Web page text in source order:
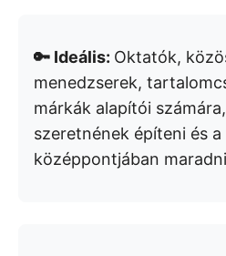
🔑 Ideális: Oktatók,
menedzserek,
márkák alapítói
szeretnének építeni és
középpontjában